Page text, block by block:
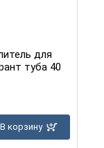
для
туба 40
В корзину